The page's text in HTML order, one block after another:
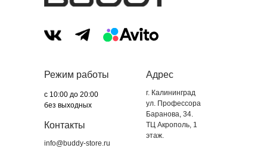
Контакты
info@buddy-store.ru
Адрес
г. Калининград
ул. Профессора
Баранова, 34.
ТЦ Акрополь, 1
этаж.
Режим работы
с 10:00 до 20:00
без выходных